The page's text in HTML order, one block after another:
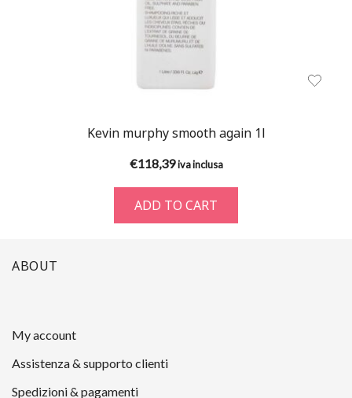
Kevin murphy smooth again 1l
€118,39 iva inclusa
ADD TO CART
ABOUT
My account
Assistenza & supporto clienti
Spedizioni & pagamenti